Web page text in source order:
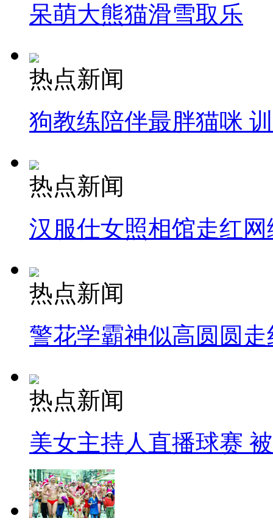
呆萌大熊猫滑雪取乐
热点新闻
狗教练陪伴最胖猫咪
热点新闻
汉服仕女照相馆走红网
热点新闻
警花学霸神似高圆圆走
热点新闻
美女主持人直播球赛